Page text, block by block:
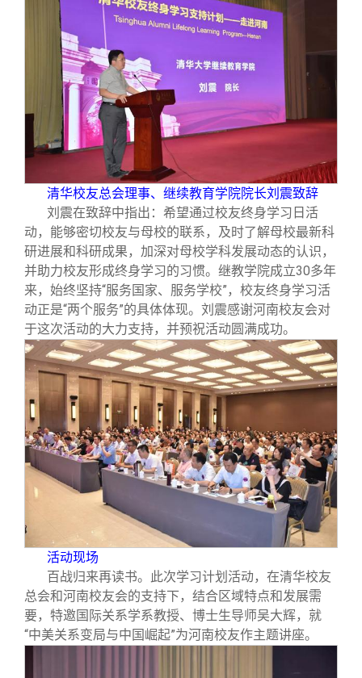
清华校友总会理事、继续教育学院院长刘震致辞
刘震在致辞中指出：希望通过校友终身学习日活
动，能够密切校友与母校的联系，及时了解母校最新科
研进展和科研成果，加深对母校学科发展动态的认识，
并助力校友形成终身学习的习惯。继教学院成立30多年
来，始终坚持“服务国家、服务学校”，校友终身学习活
动正是“两个服务”的具体体现。刘震感谢河南校友会对
于这次活动的大力支持，并预祝活动圆满成功。
活动现场
百战归来再读书。此次学习计划活动，在清华校友
总会和河南校友会的支持下，结合区域特点和发展需
要，特邀国际关系学系教授、博士生导师吴大辉，就
“中美关系变局与中国崛起”为河南校友作主题讲座。